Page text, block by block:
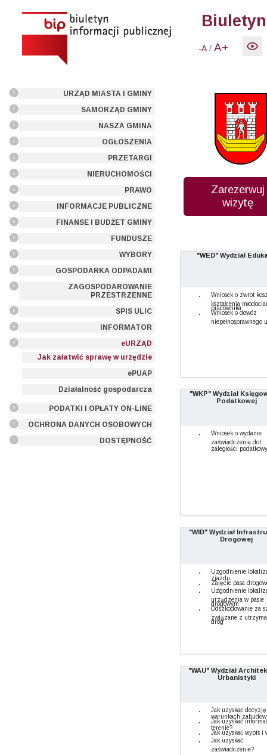
-A /A+
URZĄD MIASTA I GMINY
SAMORZĄD GMINY
NASZA GMINA
OGŁOSZENIA
PRZETARGI
NIERUCHOMOŚCI
PRAWO
INFORMACJE PUBLICZNE
FINANSE I BUDŻET GMINY
FUNDUSZE
WYBORY
GOSPODARKA ODPADAMI
ZAGOSPODAROWANIE
PRZESTRZENNE
SPIS ULIC
INFORMATOR
eURZĄD
Jak załatwić sprawę w urzędzie
ePUAP
Działalność gospodarcza
PODATKI I OPŁATY ON-LINE
OCHRONA DANYCH OSOBOWYCH
DOSTĘPNOŚĆ
Zarezerwuj
wizytę
"WED" Wydział
Wniosek o zwrot
kształcenia
pracownika
Wniosek o dowóz
niepełnosprawnego
"WKP" Wydział
Podatkowej
Wniosek o wydanie
zaświadczenia dot.
zaległości
"WID" Wydział
Drogowej
Uzgodnienie
zjazdu
Zajęcie pasa
Uzgodnienie
urządzenia w pasie
drogowym
Odszkodowanie za
związane z
dróg
"WAU" Wydział
Urbanistyki
Jak uzyskać
warunkach
Jak uzyskać
terenie?
Jak uzyskać wypis i
Jak uzyskać
zaświadczenie?